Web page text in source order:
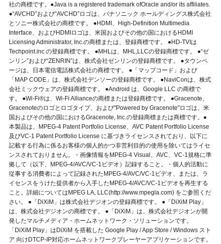
社の商標です。●Java is a registered trademark ofOracle and/or its affiliates.
●“AVCHD”および“AVCHD”ロゴは、パナソニック ホールディングス株式会社
とソニー株式会社の商標です。 ●HDMI、High-Definition Multimedia
Interface、およびHDMIロゴは、米国およびその他の国におけるHDMI
Licensing Administrator, Inc.の商標または、登録商標です。 ●HD-TVIは
Techpoint.inc の登録商標です。 ●MHLは、MHL,LLCの登録商標です。 ●“ゼ
ンリン”および“ZENRIN”は、株式会社ゼンリンの登録商標です。 ●タウンペ
ージは、日本電信電話株式会社の商標です。 ●「マップコード」および
「MAP CODE」は、株式会社デンソーの登録商標です。 ●NaviConは、株式
会社ミックウェアの登録商標です。 ●Android は、Google LLC の商標で
す。 ●Wi-Fi®は、Wi-Fi Allianceの商標または登録商標です。 ●Gracenote、
Gracenoteのロゴとロゴタイプ、および"Powered by Gracenote"ロゴは、米
国およびその他の国におけるGracenote, Inc.の登録商標または商標です。●
本製品は、MPEG-4 Patent Portfolio License、AVC Patent Portfolio License
及びVC-1 Patent Portfolio License に基づきライセンスされており、以下に
記載する行為に係るお客様の個人的かつ非営利目的の使用を除いてはライセ
ンスされておりません。・画像情報をMPEG-4 Visual、AVC、VC-1規格に準
拠して（以下、MPEG-4/AVC/VC-1ビデオ）記録すること。・個人的活動に
従事する消費者によって記録されたMPEG-4/AVC/VC-1ビデオ、または、ラ
イセンスをうけた提供者から入手したMPEG-4/AVC/VC-1ビデオを再生する
こと。詳細についてはMPEG LA, LLC(http://www.mpegla.com) をご参照くだ
さい。 ●「DiXiM」は株式会社デジオンの登録商標です。 ●「DiXiM Play」
は、株式会社デジオンの商標です。 ●「DiXiM」は、株式会社デジオンが開
発したマルチメディア・ホームネットワーク・ソリューションです。
「DiXiM Play」はDiXiM を搭載した Google Play / App Store / Windows スト
ア 向けDTCP-IP対応ホームネットワークプレーヤーアプリケーションです。